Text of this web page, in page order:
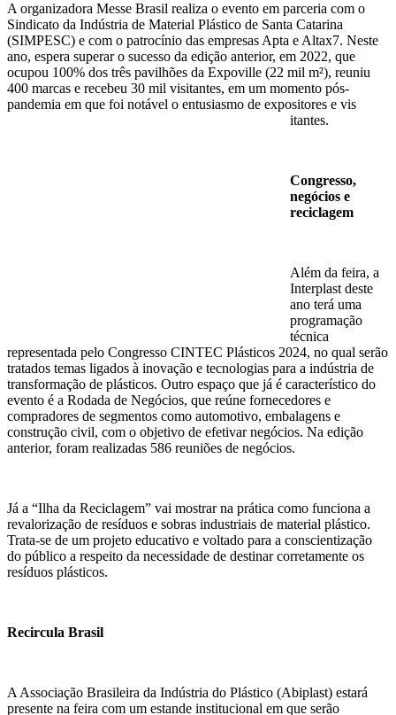
A organizadora Messe Brasil realiza o evento em parceria com o
Sindicato da Indústria de Material Plástico de Santa Catarina
(SIMPESC) e com o patrocínio das empresas Apta e Altax7. Neste
ano, espera superar o sucesso da edição anterior, em 2022, que
ocupou 100% dos três pavilhões da Expoville (22 mil m²), reuniu
400 marcas e recebeu 30 mil visitantes, em um momento pós-
pandemia em que foi notável o entusiasmo de expositores e vis
itantes.
Congresso,
negócios e
reciclagem
Além da feira, a
Interplast deste
ano terá uma
programação
técnica
representada pelo Congresso CINTEC Plásticos 2024, no qual serão
tratados temas ligados à inovação e tecnologias para a indústria de
transformação de plásticos. Outro espaço que já é característico do
evento é a Rodada de Negócios, que reúne fornecedores e
compradores de segmentos como automotivo, embalagens e
construção civil, com o objetivo de efetivar negócios. Na edição
anterior, foram realizadas 586 reuniões de negócios.
Já a “Ilha da Reciclagem” vai mostrar na prática como funciona a
revalorização de resíduos e sobras industriais de material plástico.
Trata-se de um projeto educativo e voltado para a conscientização
do público a respeito da necessidade de destinar corretamente os
resíduos plásticos.
Recircula Brasil
A Associação Brasileira da Indústria do Plástico (Abiplast) estará
presente na feira com um estande institucional em que serão